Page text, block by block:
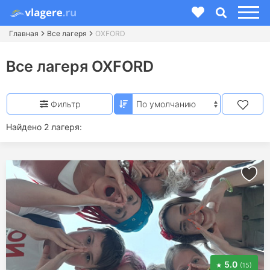
Главная Все лагеря OXFORD
Все лагеря OXFORD
Найдено 2 лагеря:
Фильтр
5.0 (15)